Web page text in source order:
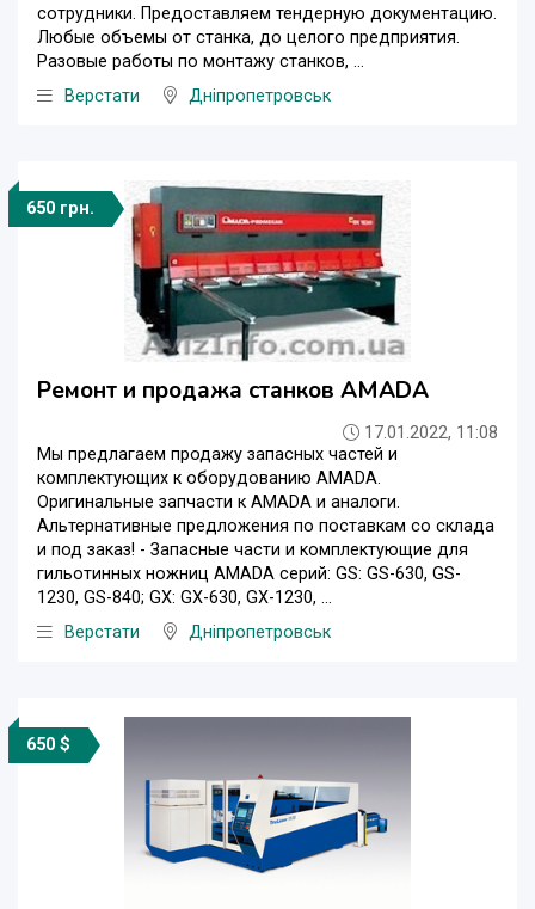
сотрудники. Предоставляем тендерную документацию.
Любые объемы от станка, до целого предприятия.
Разовые работы по монтажу станков, ...
Верстати
Дніпропетровськ
650 грн.
Ремонт и продажа станков AMADA
17.01.2022, 11:08
Мы предлагаем продажу запасных частей и
комплектующих к оборудованию AMADA.
Оригинальные запчасти к AMADA и аналоги.
Альтернативные предложения по поставкам со склада
и под заказ! - Запасные части и комплектующие для
гильотинных ножниц AMADA серий: GS: GS-630, GS-
1230, GS-840; GX: GX-630, GX-1230, ...
Верстати
Дніпропетровськ
650 $